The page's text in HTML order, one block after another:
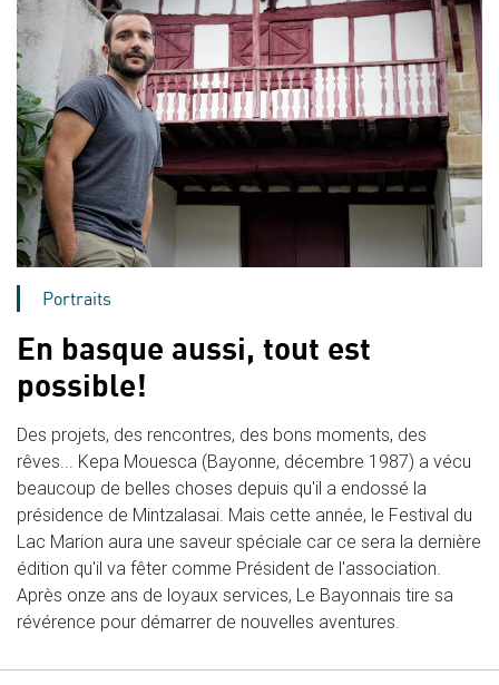
Portraits
En basque aussi, tout est
possible!
Des projets, des rencontres, des bons moments, des
rêves... Kepa Mouesca (Bayonne, décembre 1987) a vécu
beaucoup de belles choses depuis qu'il a endossé la
présidence de Mintzalasai. Mais cette année, le Festival du
Lac Marion aura une saveur spéciale car ce sera la dernière
édition qu'il va fêter comme Président de l'association.
Après onze ans de loyaux services, Le Bayonnais tire sa
révérence pour démarrer de nouvelles aventures.